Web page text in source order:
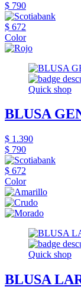
$ 790
$ 672
Color
Quick shop
BLUSA
$ 1.390
$ 790
$ 672
Color
Quick shop
BLUSA